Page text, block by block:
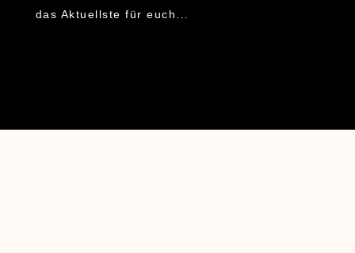
das Aktuellste für euch...